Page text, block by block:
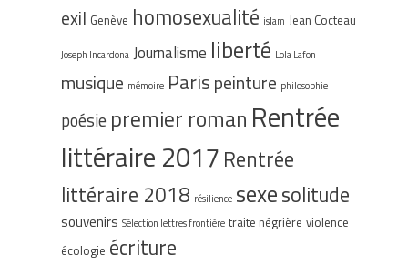
exil Genève homosexualité islam Jean Cocteau
Joseph Incardona Journalisme liberté Lola Lafon
musique mémoire Parispeinture philosophie
poésie premier roman Rentrée
littéraire 2017 Rentrée
littéraire 2018 résilience sexesolitude
souvenirs Sélection lettres frontière traite négrière violence
écologie écriture